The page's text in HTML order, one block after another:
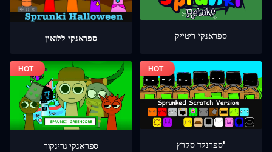
ספראנקי ללואין ספראנקי ריטייק
ספראנקי גרינקור ספרנקד סקרץ'